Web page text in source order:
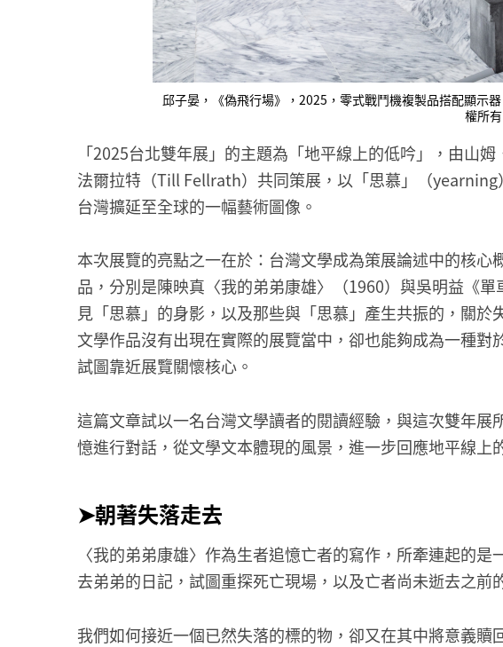
邱子晏，《偽飛行場》，2025，零式戰鬥機複製品搭配顯
權所
「2025台北雙年展」的主題為「地平線上的低吟」，由山
法爾拉特（Till Fellrath）共同策展，以「思慕」（
台灣擴延至全球的一幅藝術圖像。
本次展覽的亮點之一在於：台灣文學成為策展論述中的核
品，分別是陳映真〈我的弟弟康雄〉（1960）與吳明益《
見「思慕」的身影，以及那些與「思慕」產生共振的，關
文學作品沒有出現在實際的展覽當中，卻也能夠成為一種
試圖靠近展覽關懷核心。
這篇文章試以一名台灣文學讀者的閱讀經驗，與這次雙年
憶進行對話，從文學文本體現的風景，進一步回應地平線上
➤朝著失落走去
〈我的弟弟康雄〉作為生者追憶亡者的寫作，所牽連起的
去弟弟的日記，試圖重探死亡現場，以及亡者尚未逝去之前
我們如何接近一個已然失落的標的物，卻又在其中將意義